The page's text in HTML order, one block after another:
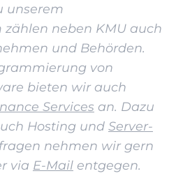
unserem
neben KMU auch
und Behörden.
von
bieten wir auch
Services an. Dazu
Hosting und Server-
nehmen wir gern
via E-Mailentgegen.